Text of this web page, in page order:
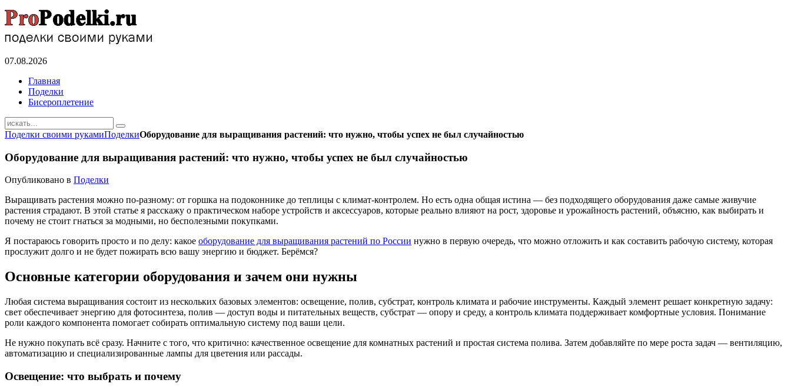
07.08.2026
Главная
Поделки
Бисероплетение
Поделки своими рукамиПоделкиОборудование для выращивания растений: что нужно, чтобы успех не был случайностью
Оборудование для выращивания растений: что нужно, чтобы успех не был случайностью
Опубликовано в Поделки
Выращивать растения можно по-разному: от горшка на подоконнике до теплицы с климат-контролем. Но есть одна общая истина — без подходящего оборудования даже самые живучие
растения страдают. В этой статье я расскажу о практическом наборе устройств и аксессуаров, которые реально влияют на рост, здоровье и урожайность растений, объясню, как выбирать и
почему не стоит гнаться за модными, но бесполезными покупками.
Я постараюсь говорить просто и по делу: какое оборудование для выращивания растений по России нужно в первую очередь, что можно отложить и как составить рабочую систему, которая
прослужит долго и не будет пожирать всю вашу энергию и бюджет. Берёмся?
Основные категории оборудования и зачем они нужны
Любая система выращивания состоит из нескольких базовых элементов: освещение, полив, субстрат, контроль климата и рабочие инструменты. Каждый элемент решает конкретную задачу:
свет обеспечивает энергию для фотосинтеза, полив — доступ воды и питательных веществ, субстрат — опору и среду, а контроль климата поддерживает комфортные условия. Понимание
роли каждого компонента помогает собирать оптимальную систему под ваши цели.
Не нужно покупать всё сразу. Начните с того, что критично: качественное освещение для комнатных растений и простая система полива. Затем добавляйте по мере роста задач — вентиляцию,
автоматизацию и специализированные лампы для цветения или рассады.
Освещение: что выбрать и почему